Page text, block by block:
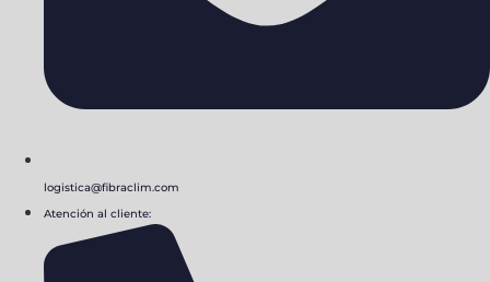
logistica@fibraclim.com
Atención al cliente: